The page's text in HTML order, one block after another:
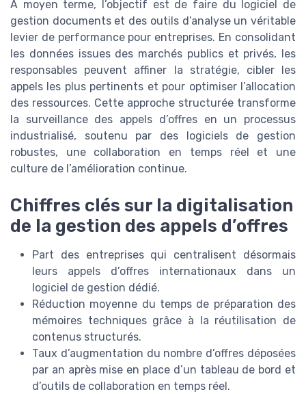
À moyen terme, l’objectif est de faire du logiciel de
gestion documents et des outils d’analyse un véritable
levier de performance pour entreprises. En consolidant
les données issues des marchés publics et privés, les
responsables peuvent affiner la stratégie, cibler les
appels les plus pertinents et pour optimiser l’allocation
des ressources. Cette approche structurée transforme
la surveillance des appels d’offres en un processus
industrialisé, soutenu par des logiciels de gestion
robustes, une collaboration en temps réel et une
culture de l’amélioration continue.
Chiffres clés sur la digitalisation
de la gestion des appels d’offres
Part des entreprises qui centralisent désormais
leurs appels d’offres internationaux dans un
logiciel de gestion dédié.
Réduction moyenne du temps de préparation des
mémoires techniques grâce à la réutilisation de
contenus structurés.
Taux d’augmentation du nombre d’offres déposées
par an après mise en place d’un tableau de bord et
d’outils de collaboration en temps réel.